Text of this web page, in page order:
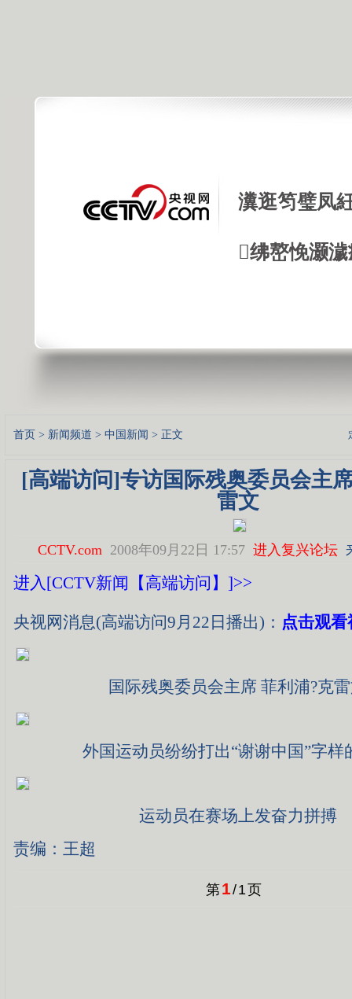
瀵逛笉璧凤
绋嶅悗灏
首页 > 新闻频道 > 中国新闻 > 正文
[高端访问]专访国际残奥委员会主
雷文
CCTV.com 2008年09月22日 17:57 进入复兴论坛
进入[CCTV新闻【高端访问】]>>
央视网消息(高端访问9月22日播出)： 点击观
国际残奥委员会主席 菲利浦?克
外国运动员纷纷打出“谢谢中国”字样
运动员在赛场上发奋力拼搏
责编：王超
第1/1页